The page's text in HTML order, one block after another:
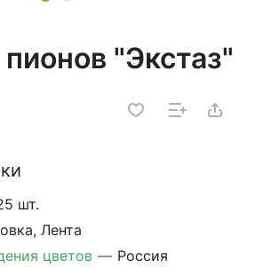
пионов "Экстаз"
шт.
Лента
цветов — Россия